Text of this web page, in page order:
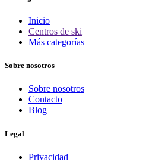
Inicio
Centros de ski
Más categorías
Sobre nosotros
Sobre nosotros
Contacto
Blog
Legal
Privacidad